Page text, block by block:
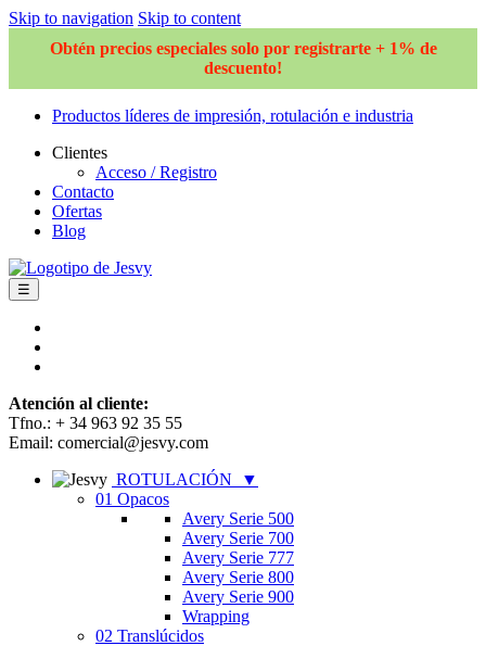
Skip to navigation Skip to content
Obtén precios especiales solo por registrarte + 1% de
descuento!
Productos líderes de impresión, rotulación e industria
Clientes
Acceso / Registro
Contacto
Ofertas
Blog
☰
Atención al cliente:
Tfno.: + 34 963 92 35 55
Email: comercial@jesvy.com
ROTULACIÓN
▼
01 Opacos
Avery Serie 500
Avery Serie 700
Avery Serie 777
Avery Serie 800
Avery Serie 900
Wrapping
02 Translúcidos